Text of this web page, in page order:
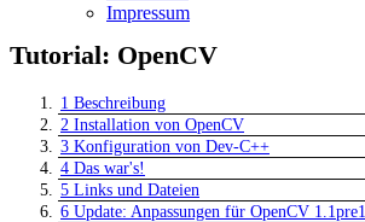
Impressum
Tutorial: OpenCV
1 Beschreibung
2 Installation von OpenCV
3 Konfiguration von Dev-C++
4 Das war's!
5 Links und Dateien
6 Update: Anpassungen für OpenCV 1.1pre1